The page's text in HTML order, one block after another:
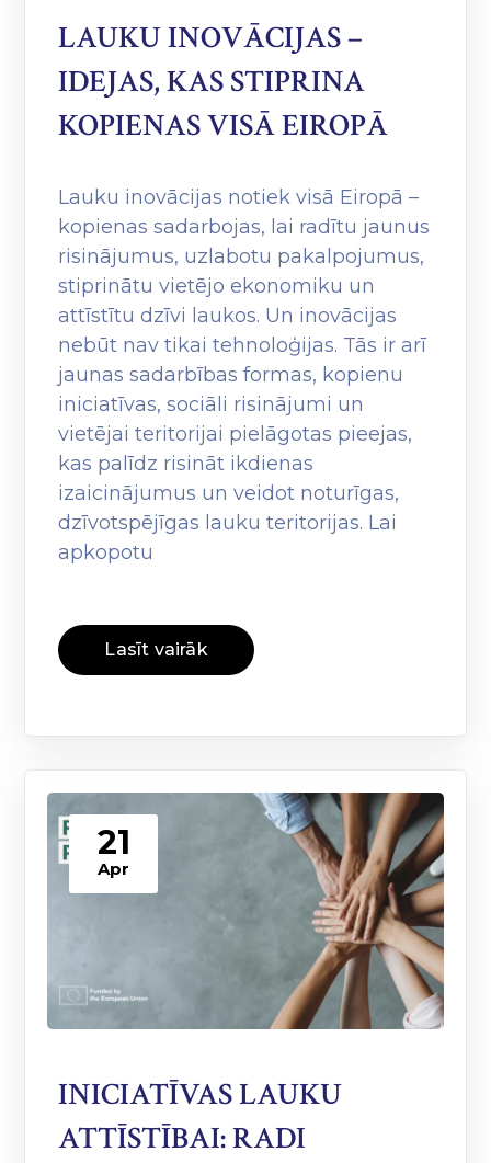
LAUKU INOVĀCIJAS –
IDEJAS, KAS STIPRINA
KOPIENAS VISĀ EIROPĀ
Lauku inovācijas notiek visā Eiropā –
kopienas sadarbojas, lai radītu jaunus
risinājumus, uzlabotu pakalpojumus,
stiprinātu vietējo ekonomiku un
attīstītu dzīvi laukos. Un inovācijas
nebūt nav tikai tehnoloģijas. Tās ir arī
jaunas sadarbības formas, kopienu
iniciatīvas, sociāli risinājumi un
vietējai teritorijai pielāgotas pieejas,
kas palīdz risināt ikdienas
izaicinājumus un veidot noturīgas,
dzīvotspējīgas lauku teritorijas. Lai
apkopotu
Lasīt vairāk
21
Apr
INICIATĪVAS LAUKU
ATTĪSTĪBAI: RADI